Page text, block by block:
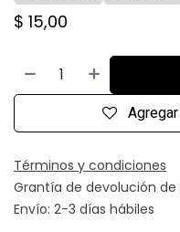
$ 15,00
Términos y condiciones
Grantía de devolución de
Envío: 2-3 días hábiles